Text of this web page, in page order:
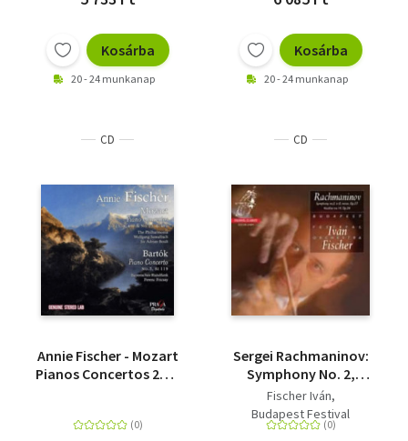
Kosárba
20 - 24 munkanap
Kosárba
20 - 24 munkanap
CD
Annie Fischer - Mozart
Pianos Concertos 21 &
CD
Sergei Rachmaninov:
Symphony No. 2,
Vocalise (SACD)
Fischer Iván
Budapest Festival
Orchestra